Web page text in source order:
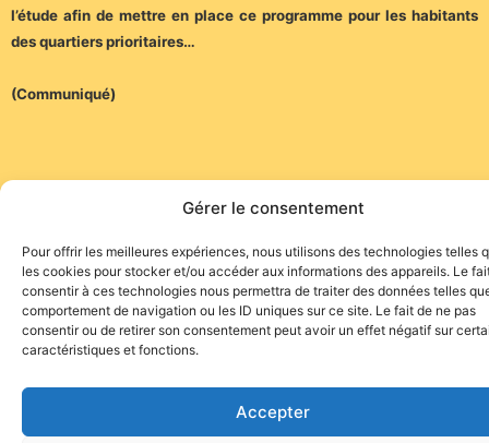
Gérer le consentement
Pour offrir les meilleures expériences, nous utilisons des technologies telles
les cookies pour stocker et/ou accéder aux informations des appareils. Le
consentir à ces technologies nous permettra de traiter des données telles
comportement de navigation ou les ID uniques sur ce site. Le fait de ne pas
consentir ou de retirer son consentement peut avoir un effet négatif sur
caractéristiques et fonctions.
Accepter
l’étude afin de mettre en place ce programme pour les habitants
des quartiers prioritaires…
(Communiqué)
Site de l'association TOROFIESTA